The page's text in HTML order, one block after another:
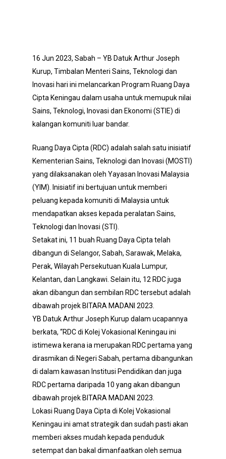
16 Jun 2023, Sabah – YB Datuk Arthur Joseph
Kurup, Timbalan Menteri Sains, Teknologi dan
Inovasi hari ini melancarkan Program Ruang Daya
Cipta Keningau dalam usaha untuk memupuk nilai
Sains, Teknologi, Inovasi dan Ekonomi (STIE) di
kalangan komuniti luar bandar.
Ruang Daya Cipta (RDC) adalah salah satu inisiatif
Kementerian Sains, Teknologi dan Inovasi (MOSTI)
yang dilaksanakan oleh Yayasan Inovasi Malaysia
(YIM). Inisiatif ini bertujuan untuk memberi
peluang kepada komuniti di Malaysia untuk
mendapatkan akses kepada peralatan Sains,
Teknologi dan Inovasi (STI).
Setakat ini, 11 buah Ruang Daya Cipta telah
dibangun di Selangor, Sabah, Sarawak, Melaka,
Perak, Wilayah Persekutuan Kuala Lumpur,
Kelantan, dan Langkawi. Selain itu, 12 RDC juga
akan dibangun dan sembilan RDC tersebut adalah
dibawah projek BITARA MADANI 2023.
YB Datuk Arthur Joseph Kurup dalam ucapannya
berkata, “RDC di Kolej Vokasional Keningau ini
istimewa kerana ia merupakan RDC pertama yang
dirasmikan di Negeri Sabah, pertama dibangunkan
di dalam kawasan Institusi Pendidikan dan juga
RDC pertama daripada 10 yang akan dibangun
dibawah projek BITARA MADANI 2023.
Lokasi Ruang Daya Cipta di Kolej Vokasional
Keningau ini amat strategik dan sudah pasti akan
memberi akses mudah kepada penduduk
setempat dan bakal dimanfaatkan oleh semua